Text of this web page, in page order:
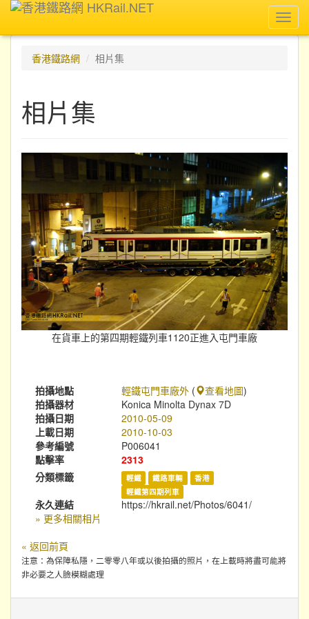
香港鐵路網
相片集
相片集
在貨車上的第四期輕鐵列車1120正進入屯門車廠
拍攝地點 輕鐵屯門車廠外 ( 查看地圖)
拍攝器材
Konica Minolta Dynax 7D
拍攝日期
2010-05-09
上載日期
2010-10-03
參考編號
P006041
點擊率
2313
分類標籤
輕鐵 鐵路車輛
香港
輕鐵第四期列車
永久連結
https://hkrail.net/Photos/6041/
» 更多相關相片
« 返回前頁
注意：為保障私隱，二零零八年或以後拍攝的照片，在上載時將盡可能將
非必要之人臉模糊處理